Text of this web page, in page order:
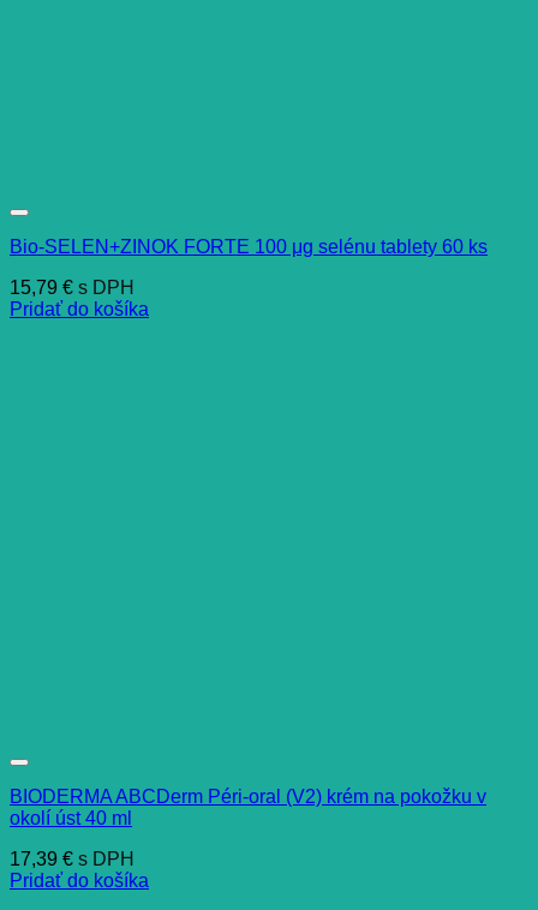
Bio-SELEN+ZINOK FORTE 100 μg selénu tablety 60 ks
15,79 € s DPH
Pridať do košíka
BIODERMA ABCDerm Péri-oral (V2) krém na pokožku v
okolí úst 40 ml
17,39 € s DPH
Pridať do košíka